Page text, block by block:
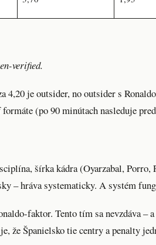
verified.
4,20 je outsider, no outsider s
(po 90 minútach nasleduje
šírka kádra (Oyarzabal,
– hráva systematicky. A systém
faktor. Tento tím sa nevzdáva –
že Španielsko tie centry a penalty